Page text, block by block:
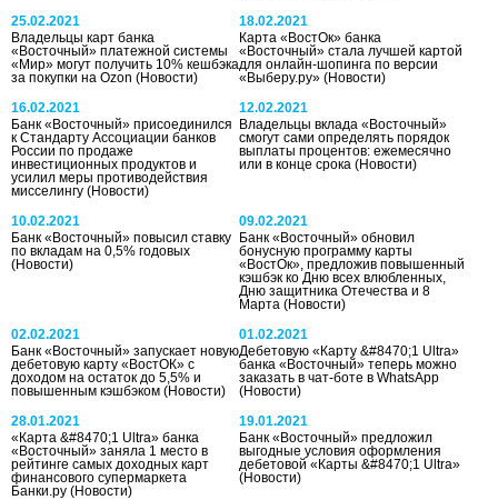
25.02.2021
Владельцы карт банка
«Восточный» платежной системы
«Мир» могут получить 10% кешбэка
за покупки на Ozon (Новости)
18.02.2021
Карта «ВостОк» банка
«Восточный» стала лучшей картой
для онлайн-шопинга по версии
«Выберу.ру»(Новости)
16.02.2021
Банк «Восточный» присоединился
к Стандарту Ассоциации банков
России по продаже
инвестиционных продуктов и
усилил меры противодействия
мисселингу (Новости)
12.02.2021
Владельцы вклада «Восточный»
смогут сами определять порядок
выплаты процентов: ежемесячно
или в конце срока(Новости)
10.02.2021
Банк «Восточный» повысил ставку
по вкладам на 0,5% годовых
(Новости)
09.02.2021
Банк «Восточный» обновил
бонусную программу карты
«ВостОк», предложив повышенный
кэшбэк ко Дню всех влюбленных,
Дню защитника Отечества и 8
Марта(Новости)
02.02.2021
Банк «Восточный» запускает новую
дебетовую карту «ВостОК» с
доходом на остаток до 5,5% и
повышенным кэшбэком (Новости)
01.02.2021
Дебетовую «Карту &#8470;1 Ultra»
банка «Восточный» теперь можно
заказать в чат-боте в WhatsApp
(Новости)
28.01.2021
«Карта &#8470;1 Ultra» банка
«Восточный» заняла 1 место в
рейтинге самых доходных карт
финансового супермаркета
Банки.ру (Новости)
19.01.2021
Банк «Восточный» предложил
выгодные условия оформления
дебетовой «Карты &#8470;1 Ultra»
(Новости)